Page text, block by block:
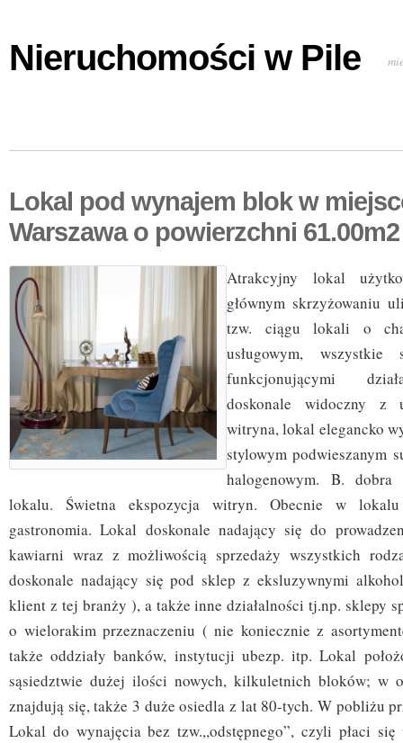
Nieruchomości w Pile
Lokal pod wynajem blok w
Warszawa o powierzchni 61.00m2
Atrakcyjny lokal
głównym skrzyżowaniu
tzw. ciągu lokali o
usługowym,
funkcjonującymi
doskonale widoczny z
witryna, lokal elegancko
stylowym podwieszanym
halogenowym. B. dobra
lokalu. Świetna ekspozycja witryn. Obecnie w
gastronomia. Lokal doskonale nadający się do
kawiarni wraz z możliwością sprzedaży wszystkich
doskonale nadający się pod sklep z eksluzywnymi
klient z tej branży ), a także inne działalności tj.np. sklepy
o wielorakim przeznaczeniu ( nie koniecznie z
także oddziały banków, instytucji ubezp. itp. Lokal
sąsiedztwie dużej ilości nowych, kilkuletnich bloków; w
znajdują się, także 3 duże osiedla z lat 80-tych. W pobliżu
Lokal do wynajęcia bez tzw.,,odstępnego”, czyli płaci się